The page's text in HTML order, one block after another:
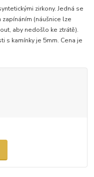
zirkony. Jedná se
(náušnice lze
aby nedošlo ke ztrátě).
s kamínky je 5mm. Cena je